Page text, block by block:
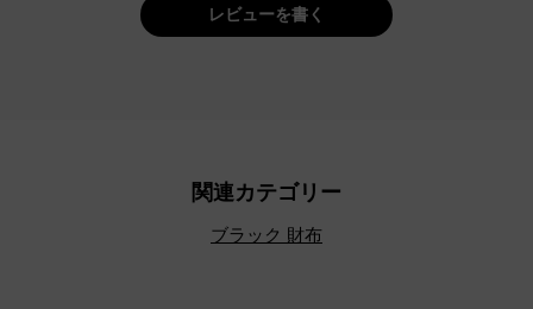
レビューを書く
関連カテゴリー
ブラック 財布